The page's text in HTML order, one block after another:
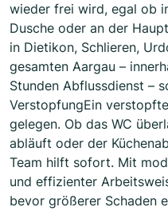
wieder frei wird, egal ob
Dusche oder an der
in Dietikon, Schlieren,
gesamten Aargau –
Stunden Abflussdienst –
VerstopfungEin
gelegen. Ob das WC
abläuft oder der
Team hilft sofort. Mit
und effizienter
bevor größerer Schaden